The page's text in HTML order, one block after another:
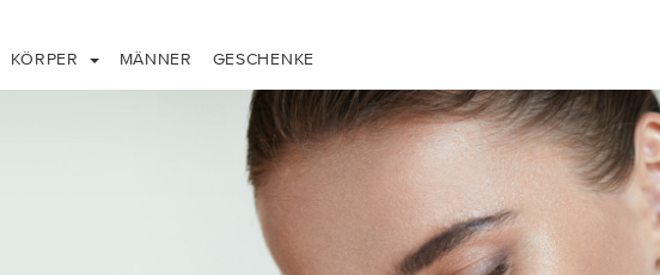
KÖRPER MÄNNER GESCHENKE